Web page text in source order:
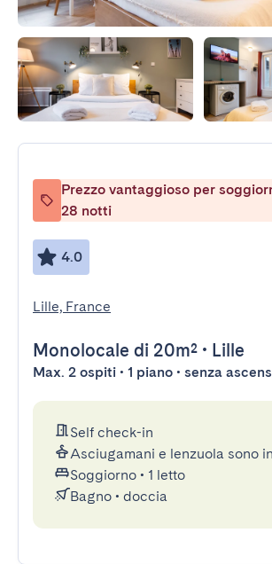
Prezzo vantaggioso per
28 notti
4.0
Lille, France
Monolocale di 20m² • Lille
Max. 2 ospiti • 1 piano • senza
Self check-in
Asciugamani e lenzuola sono
Soggiorno • 1 letto
Bagno • doccia